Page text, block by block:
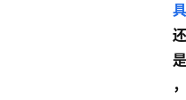
具
还
是
，